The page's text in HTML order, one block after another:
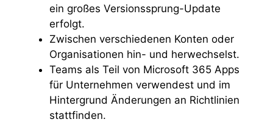
ein großes Versionssprung-Update
erfolgt.
Zwischen verschiedenen Konten oder
Organisationen hin- und herwechselst.
Teams als Teil von Microsoft 365 Apps
für Unternehmen verwendest und im
Hintergrund Änderungen an Richtlinien
stattfinden.